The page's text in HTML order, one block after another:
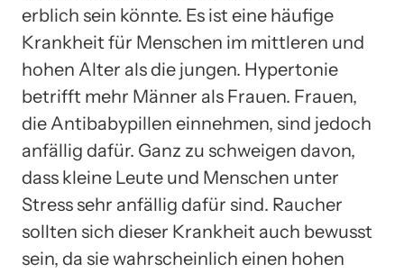
erblich sein könnte. Es ist eine häufige
Krankheit für Menschen im mittleren und
hohen Alter als die jungen. Hypertonie
betrifft mehr Männer als Frauen. Frauen,
die Antibabypillen einnehmen, sind jedoch
anfällig dafür. Ganz zu schweigen davon,
dass kleine Leute und Menschen unter
Stress sehr anfällig dafür sind. Raucher
sollten sich dieser Krankheit auch bewusst
sein, da sie wahrscheinlich einen hohen